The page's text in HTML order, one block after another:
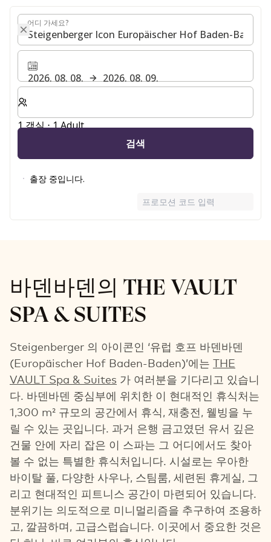
어디 가세요?
어디 가세요?
2026. 08. 08.
2026. 08. 09.
숙박할 객실 및 게스트 수 선택
1 객실 ⋅ 1 Adult
검색
출장 중입니다.
프로모션 코드 입력
바덴바덴의 THE VAULT
SPA & SUITES
Steigenberger 의 아이콘인 ‘유럽 호프 바덴바덴
(Europäischer Hof Baden-Baden)’에는 THE
VAULT Spa & Suites 가 여러분을 기다리고 있습니
다. 바덴바덴 중심부에 위치한 이 현대적인 휴식처는
1,300 m² 규모의 공간에서 휴식, 재충전, 웰빙을 누
릴 수 있는 곳입니다. 과거 은행 금고였던 유서 깊은
건물 안에 자리 잡은 이 스파는 그 어디에서도 찾아
볼 수 없는 특별한 휴식처입니다. 시설로는 우아한
바이탈 풀, 다양한 사우나, 스팀룸, 세련된 휴게실, 그
리고 현대적인 피트니스 공간이 마련되어 있습니다.
분위기는 의도적으로 미니멀리즘을 추구하여 조용하
고, 깔끔하며, 고급스럽습니다. 이곳에서 중요한 것은